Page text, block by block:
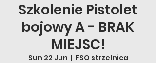
Szkolenie Pistolet
bojowy A - BRAK
MIEJSC!
Sun 22 Jun
  |
FSO strzelnica